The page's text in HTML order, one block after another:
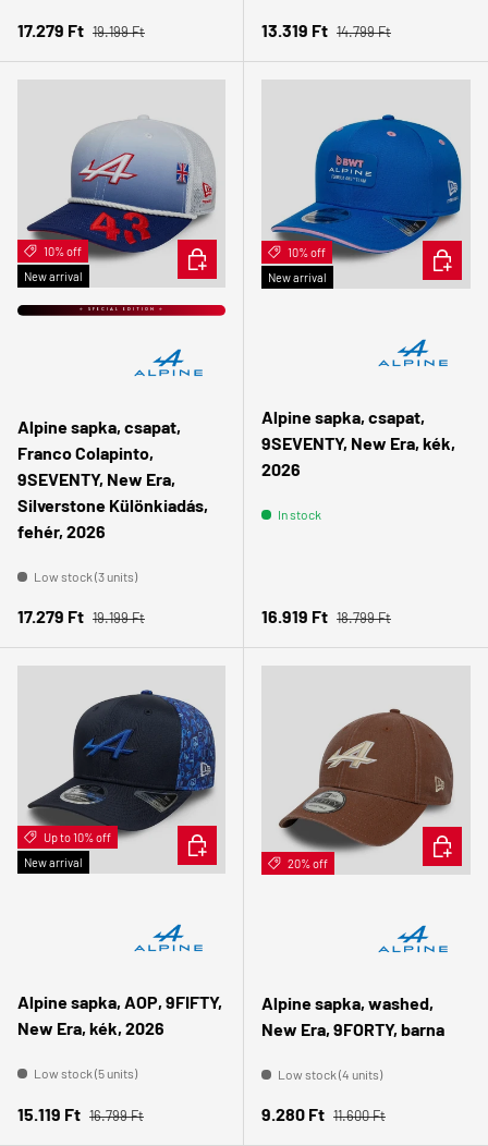
Sale price
17.279 Ft Regular price
19.199 Ft Sale price
13.319 Ft Regular price
14.799 Ft
10% off
New arrival
⭐ SPECIAL EDITION ⭐
Alpine sapka, csapat,
Franco Colapinto,
9SEVENTY, New Era,
Silverstone Különkiadás,
fehér, 2026
Low stock (3 units)
Sale price
17.279 Ft Regular price
19.199 Ft
ADD TO CART
10% off
New arrival
Alpine sapka, csapat,
9SEVENTY, New Era, kék,
2026
In stock
Sale price
16.919 Ft Regular price
18.799 Ft
ADD TO
Up to 10% off
New arrival
Alpine sapka, AOP, 9FIFTY,
New Era, kék, 2026
Low stock (5 units)
Sale price
15.119 Ft Regular price
16.799 Ft
CHOOSE OPTIONS
20% off
Alpine sapka, washed,
New Era, 9FORTY, barna
Low stock (4 units)
Sale price
9.280 Ft Regular price
11.600 Ft
ADD TO